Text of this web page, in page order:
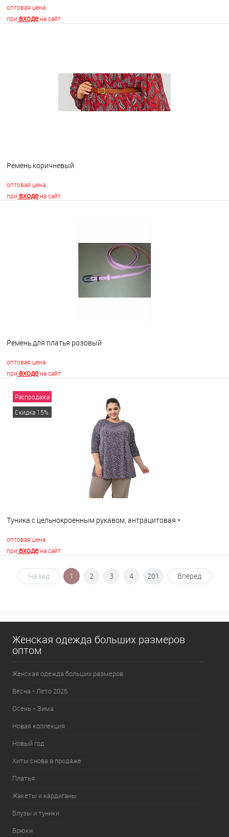
оптовая цена
при входена сайт
В наличии
Ремень коричневый
оптовая цена
при входена сайт
Недоступно
Ремень для платья розовый
оптовая цена
при входена сайт
В корзину
Распродажа
Скидка 15%
Туника с цельнокроенным рукавом, антрацитовая *
оптовая цена
при входена сайт
В корзину
Назад 1 2 3 4 201 Вперед
Женская одежда больших размеров
оптом
Женская одежда больших размеров
Весна - Лето 2026
Осень - Зима
Новая коллекция
Новый год
Хиты снова в продаже
Платья
Жакеты и кардиганы
Блузы и туники
Брюки